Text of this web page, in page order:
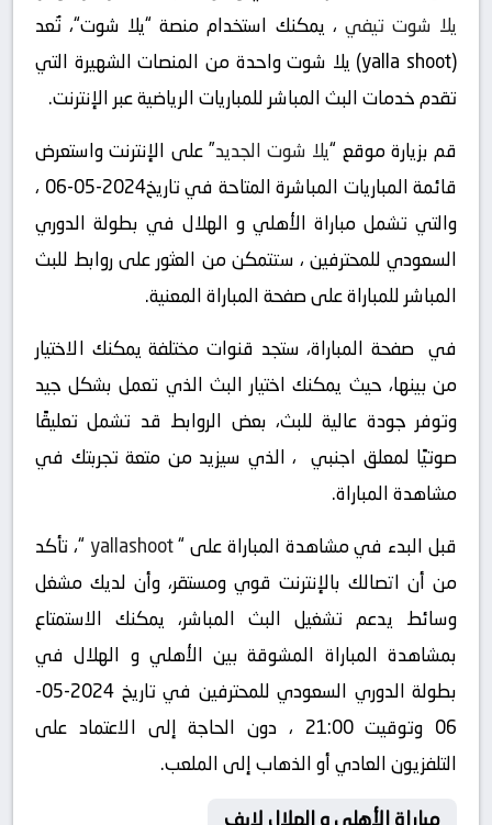
يلا شوت تيفي ، يمكنك استخدام منصة “يلا شوت“، تُعد
(yalla shoot) يلا شوت واحدة من المنصات الشهيرة التي
تقدم خدمات البث المباشر للمباريات الرياضية عبر الإنترنت.
قم بزيارة موقع “يلا شوت الجديد” على الإنترنت واستعرض
قائمة المباريات المباشرة المتاحة في تاريخ2024-05-06 ،
والتي تشمل مباراة الأهلي و الهلال في بطولة الدوري
السعودي للمحترفين ، ستتمكن من العثور على روابط للبث
المباشر للمباراة على صفحة المباراة المعنية.
في صفحة المباراة، ستجد قنوات مختلفة يمكنك الاختيار
من بينها، حيث يمكنك اختيار البث الذي تعمل بشكل جيد
وتوفر جودة عالية للبث، بعض الروابط قد تشمل تعليقًا
صوتيًا لمعلق اجنبي ، الذي سيزيد من متعة تجربتك في
مشاهدة المباراة.
قبل البدء في مشاهدة المباراة على “yallashoot
“، تأكد
من أن اتصالك بالإنترنت قوي ومستقر، وأن لديك مشغل
وسائط يدعم تشغيل البث المباشر، يمكنك الاستمتاع
بمشاهدة المباراة المشوقة بين الأهلي و الهلال في
بطولة الدوري السعودي للمحترفين في تاريخ 2024-05-
06 وتوقيت 21:00 ، دون الحاجة إلى الاعتماد على
التلفزيون العادي أو الذهاب إلى الملعب.
مباراة الأهلي و الهلال لايف